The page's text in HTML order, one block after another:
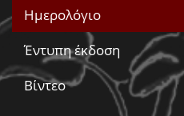
Ημερολόγιο
Έντυπη έκδοση
Βίντεο